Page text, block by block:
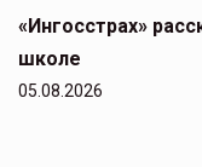
«Ингосстрах»
школе
05.08.2026